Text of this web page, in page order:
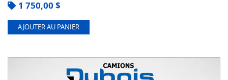
1 750,00 $
AJOUTER AU PANIER